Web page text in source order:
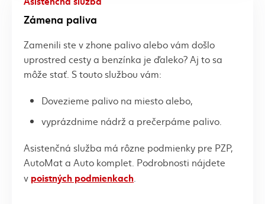
Zámena paliva
Zamenili ste v zhone palivo alebo vám došlo
uprostred cesty a benzínka je ďaleko? Aj to sa
môže stať. S touto službou vám:
Dovezieme palivo na miesto alebo,
vyprázdnime nádrž a prečerpáme palivo.
Asistenčná služba má rôzne podmienky pre PZP,
AutoMat a Auto komplet. Podrobnosti nájdete
v poistných podmienkach